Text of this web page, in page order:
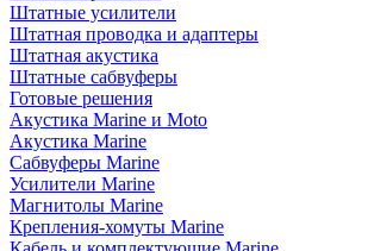
Штатные усилители
Штатная проводка и адаптеры
Штатная акустика
Штатные сабвуферы
Готовые решения
Акустика Marine и Moto
Акустика Marine
Сабвуферы Marine
Усилители Marine
Магнитолы Marine
Крепления-хомуты Marine